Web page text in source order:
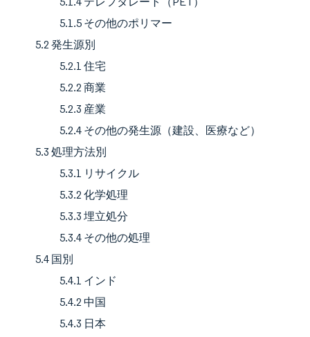
5.1.5 その他のポリマー
5.2 発生源別
5.2.1 住宅
5.2.2 商業
5.2.3 産業
5.2.4 その他の発生源（建設、医療など）
5.3 処理方法別
5.3.1 リサイクル
5.3.2 化学処理
5.3.3 埋立処分
5.3.4 その他の処理
5.4 国別
5.4.1 インド
5.4.2 中国
5.4.3 日本